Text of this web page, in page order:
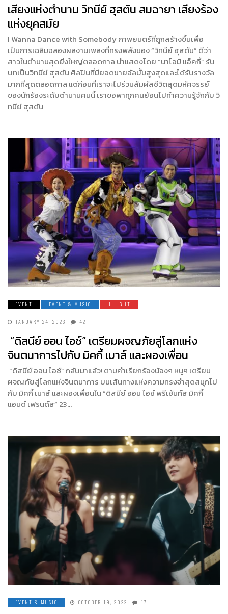
เสียงแห่งตำนาน วิทนีย์ ฮุสตัน สมฉายา เสียงร้อง
แห่งยุคสมัย
I Wanna Dance with Somebody ภาพยนตร์ที่ถูกสร้างขึ้นเพื่อ
เป็นการเฉลิมฉลองผลงานเพลงที่ทรงพลังของ “วิทนีย์ ฮุสตัน” ดีว่า
สาวในตำนานสุดยิ่งใหญ่ตลอดกาล นำแสดงโดย “นาโอมิ แอ็คกี้” รับ
บทเป็นวิทนีย์ ฮุสตัน ศิลปินที่มียอดขายอัลบั้มสูงสุดและได้รับรางวัล
มากที่สุดตลอดกาล แต่ก่อนที่เราจะไปร่วมสัมผัสชีวิตสุดมหัศจรรย์
ของนักร้องระดับตำนานคนนี้ เราขอพาทุกคนย้อนไปทำความรู้จักกับ วิ
ทนีย์ ฮุสตัน
EVENT EVENT & MUSIC HILIGHT
JANUARY 24, 2023 42
“ดิสนีย์ ออน ไอซ์” เตรียมผจญภัยสู่โลกแห่ง
จินตนาการไปกับ มิคกี้ เมาส์ และผองเพื่อน
“ดิสนีย์ ออน ไอซ์” กลับมาแล้ว! ตามคำเรียกร้องน้องๆ หนูๆ เตรียม
ผจญภัยสู่โลกแห่งจินตนาการ บนเส้นทางแห่งความทรงจำสุดสนุกไป
กับ มิคกี้ เมาส์ และผองเพื่อนใน “ดิสนีย์ ออน ไอซ์ พรีเซ้นท์ส มิคกี้
แอนด์ เฟรนด์ส” 23…
EVENT & MUSIC OCTOBER 19, 2022 17